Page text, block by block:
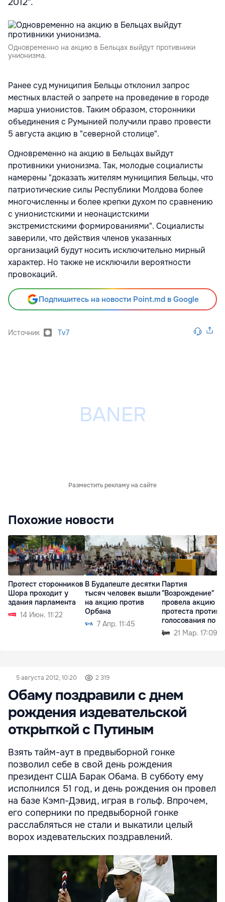
Одновременно на акцию в Бельцах выйдут противники
унионизма.
Ранее суд муниципия Бельцы отклонил запрос
местных властей о запрете на проведение в городе
марша унионистов. Таким образом, сторонники
объединения с Румынией получили право провести
5 августа акцию в "северной столице".
Одновременно на акцию в Бельцах выйдут
противники унионизма. Так, молодые социалисты
намерены "доказать жителям муниципия Бельцы, что
патриотические силы Республики Молдова более
многочисленны и более крепки духом по сравнению
с унионистскими и неонацистскими
экстремистскими формированиями". Социалисты
заверили, что действия членов указанных
организаций будут носить исключительно мирный
характер. Но также не исключили вероятности
провокаций.
Подпишитесь на новости Point.md в Google
Источник Tv7
Разместить рекламу на сайте
Похожие новости
Протест сторонников
Шора проходит у
здания парламента
14 Июн. 11:22
В Будапеште десятки
тысяч человек вышли
на акцию против
Орбана
7 Апр. 11:45
Партия
"Возрождение"
провела акцию
протеста против
голосования по
21 Мар. 17:09
5 августа 2012, 10:20 2 319
Обаму поздравили с днем
рождения издевательской
открыткой с Путиным
Взять тайм-аут в предвыборной гонке
позволил себе в свой день рождения
президент США Барак Обама. В субботу ему
исполнился 51 год, и день рождения он провел
на базе Кэмп-Дэвид, играя в гольф. Впрочем,
его соперники по предвыборной гонке
расслабляться не стали и выкатили целый
ворох издевательских поздравлений.